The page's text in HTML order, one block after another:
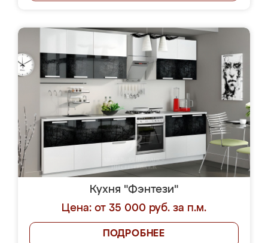
Кухня "Фэнтези"
Цена: от 35 000 руб. за п.м.
ПОДРОБНЕЕ